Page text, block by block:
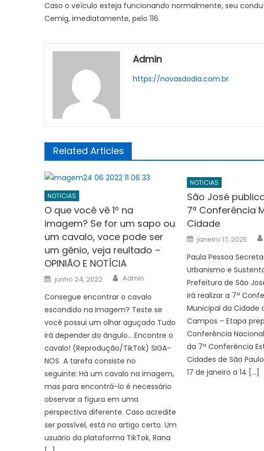
Caso o veículo esteja funcionando normalmente, seu
Cemig, imediatamente, pelo 116.
Admin
https://novasdodia.com.br
Related Articles
NOTICIAS
O que você vê 1º na
imagem? Se for um sapo ou
um cavalo, voce pode ser
um gênio, veja reultado –
OPINIÃO E NOTÍCIA
Posted
on
junho 24, 2022 Author
Admin
Consegue encontrar o cavalo
escondido na imagem? Teste se
você possui um olhar aguçado Tudo
irá depender do ângulo… Encontre o
cavalo! (Reprodução/TikTok) SIGA-
NOS A tarefa consiste no
seguinte: Há um cavalo na imagem,
mas para encontrá-lo é necessário
observar a figura em uma
perspectiva diferente. Caso acredite
ser possível, está no artigo certo. Um
usuário da plataforma TikTok, Rana
NOTICIAS
São José
7ª Conferência
Cidade
Posted
on
janeiro 17, 2025
Paula Pessoa
Urbanismo e
Prefeitura de São
irá realizar a 7ª
Municipal da Cidade
Campos – Etapa
Conferência
da 7ª Conferência
Cidades de São
17 de janeiro a 14 […]